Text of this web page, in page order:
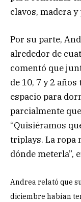
clavos, madera y
Por su parte,
alrededor de
comentó que
de 10, 7 y 2
espacio para
parcialmente
“Quisiéramos
triplays. La ropa
dónde meterla”,
Andrea relató que
diciembre habían